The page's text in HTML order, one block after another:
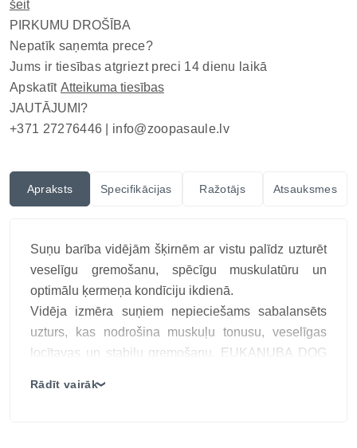
šeit
PIRKUMU DROŠĪBA
Nepatīk saņemta prece?
Jums ir tiesības atgriezt preci 14 dienu laikā
Apskatīt Atteikuma tiesības
JAUTĀJUMI?
+371 27276446 | info@zoopasaule.lv
Apraksts Specifikācijas Ražotājs Atsauksmes
Suņu barība vidējām šķirnēm ar vistu palīdz uzturēt
veselīgu gremošanu, spēcīgu muskulatūru un
optimālu ķermeņa kondīciju ikdienā.
Vidēja izmēra suņiem nepieciešams sabalansēts
uzturs, kas nodrošina muskuļu tonusu, veselīgas
locītavas un stabilu gremošanu. EUKANUBA DOG
Rādīt vairāk❯